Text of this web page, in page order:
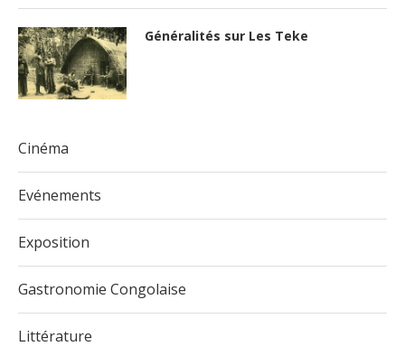
Généralités sur Les Teke
Cinéma
Evénements
Exposition
Gastronomie Congolaise
Littérature